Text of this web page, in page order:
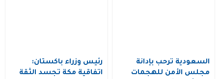
السعودية ترحب بإدانة
مجلس الأمن للهجمات
رئيس وزراء باكستان:
اتفاقية مكة تجسد الثقة